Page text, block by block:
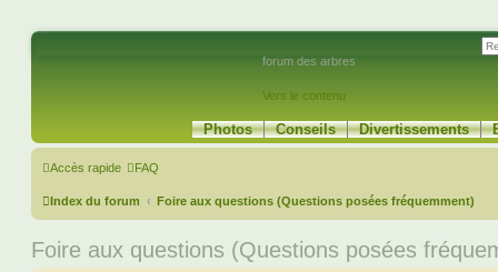
forum des arbres
Vers le contenu
Photos Conseils Divertissements
Accès rapide FAQ
Index du forum Foire aux questions (Questions posées fréquemment)
Foire aux questions (Questions posées